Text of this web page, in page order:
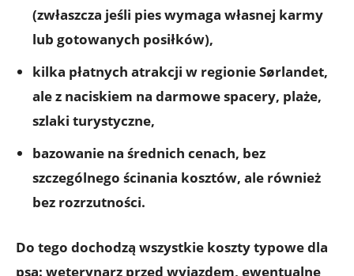
(zwłaszcza jeśli pies wymaga własnej karmy
lub gotowanych posiłków),
kilka płatnych atrakcji w regionie Sørlandet,
ale z naciskiem na darmowe spacery, plaże,
szlaki turystyczne,
bazowanie na średnich cenach, bez
szczególnego ścinania kosztów, ale również
bez rozrzutności.
Do tego dochodzą wszystkie koszty typowe dla
psa: weterynarz przed wyjazdem, ewentualne